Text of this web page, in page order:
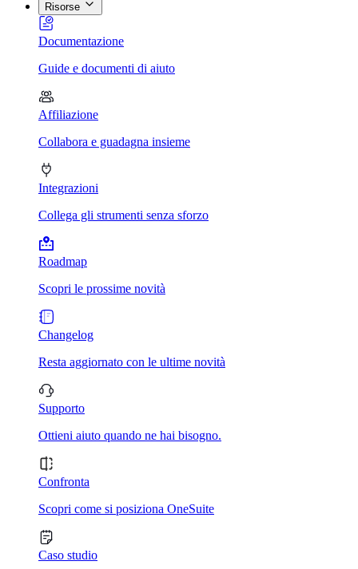
Risorse
Documentazione
Guide e documenti di aiuto
Affiliazione
Collabora e guadagna insieme
Integrazioni
Collega gli strumenti senza sforzo
Roadmap
Scopri le prossime novità
Changelog
Resta aggiornato con le ultime novità
Supporto
Ottieni aiuto quando ne hai bisogno.
Confronta
Scopri come si posiziona OneSuite
Caso studio